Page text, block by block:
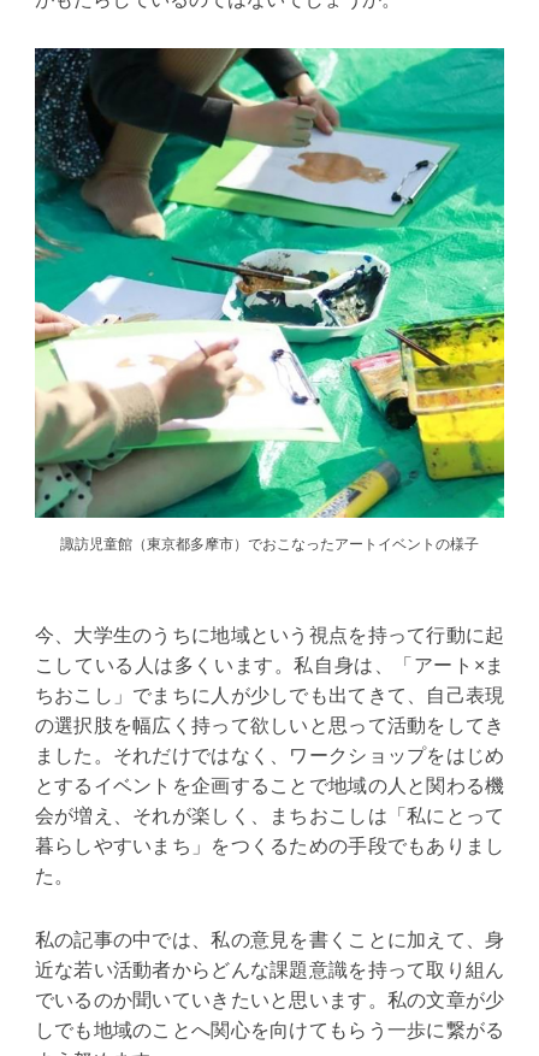
諏訪児童館（東京都多摩市）でおこなったアートイベントの様子
今、大学生のうちに地域という視点を持って行動に起
こしている人は多くいます。私自身は、「アート×ま
ちおこし」でまちに人が少しでも出てきて、自己表現
の選択肢を幅広く持って欲しいと思って活動をしてき
ました。それだけではなく、ワークショップをはじめ
とするイベントを企画することで地域の人と関わる機
会が増え、それが楽しく、まちおこしは「私にとって
暮らしやすいまち」をつくるための手段でもありまし
た。
私の記事の中では、私の意見を書くことに加えて、身
近な若い活動者からどんな課題意識を持って取り組ん
でいるのか聞いていきたいと思います。私の文章が少
しでも地域のことへ関心を向けてもらう一歩に繋がる